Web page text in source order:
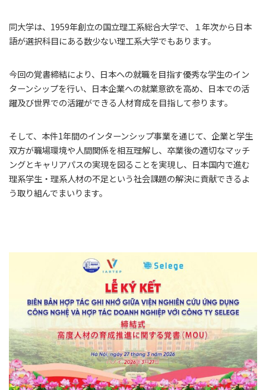
同大学は、1959年創立の国立理工系総合大学で、１年次から日本
語が選択科目にある数少ない理工系大学でもあります。
今回の覚書締結により、日本への就職を目指す優秀な学生のイン
ターンシップを行い、日本企業への就業意欲を高め、日本での活
躍及び世界での活躍ができる人材育成を目指して参ります。
そして、本件1年間のインターンシップ事業を通じて、企業と学生
双方が職場環境や人間関係を相互理解し、卒業後の適切なマッチ
ングとキャリアパスの実現を図ることを実現し、日本国内で進む
理系学生・理系人材の不足という社会課題の解決に貢献できるよ
う取り組んでまいります。